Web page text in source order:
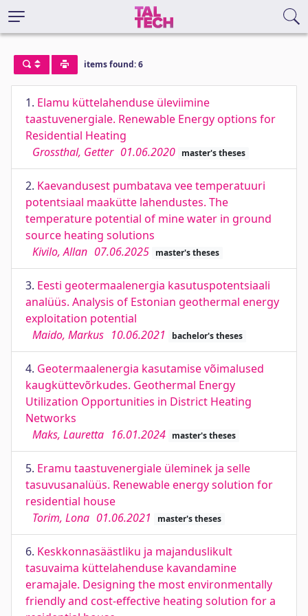
items found: 6
1. Elamu küttelahenduse üleviimine
taastuvenergiale. Renewable Energy options for
Residential Heating
Grossthal, Getter 01.06.2020 master's theses
2. Kaevandusest pumbatava vee temperatuuri
potentsiaal maakütte lahendustes. The
temperature potential of mine water in ground
source heating solutions
Kivilo, Allan 07.06.2025 master's theses
3. Eesti geotermaalenergia kasutuspotentsiaali
analüüs. Analysis of Estonian geothermal energy
exploitation potential
Maido, Markus 10.06.2021 bachelor's theses
4. Geotermaalenergia kasutamise võimalused
kaugküttevõrkudes. Geothermal Energy
Utilization Opportunities in District Heating
Networks
Maks, Lauretta 16.01.2024 master's theses
5. Eramu taastuvenergiale üleminek ja selle
tasuvusanalüüs. Renewable energy solution for
residential house
Torim, Lona 01.06.2021 master's theses
6. Keskkonnasäästliku ja majanduslikult
tasuvaima küttelahenduse kavandamine
eramajale. Designing the most environmentally
friendly and cost-effective heating solution for a